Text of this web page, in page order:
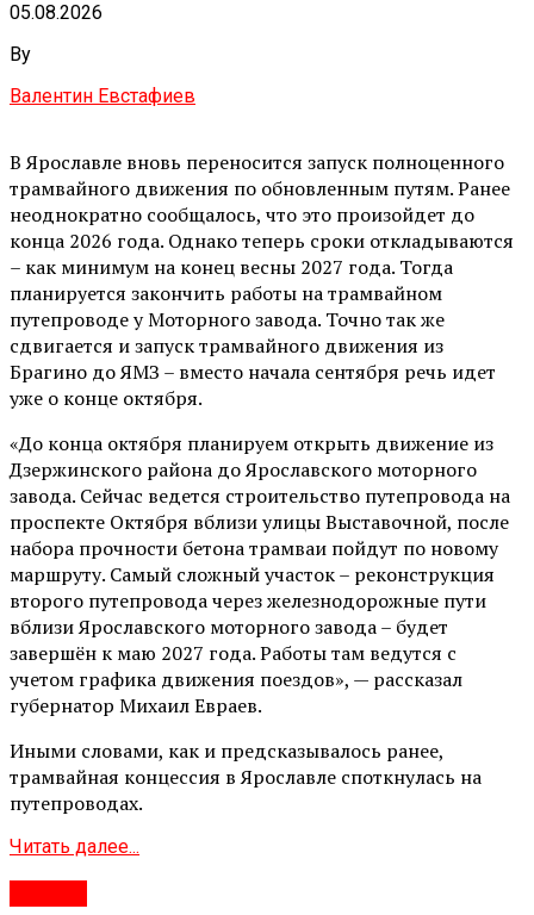
05.08.2026
By
Валентин Евстафиев
В Ярославле вновь переносится запуск полноценного
трамвайного движения по обновленным путям. Ранее
неоднократно сообщалось, что это произойдет до
конца 2026 года. Однако теперь сроки откладываются
– как минимум на конец весны 2027 года. Тогда
планируется закончить работы на трамвайном
путепроводе у Моторного завода. Точно так же
сдвигается и запуск трамвайного движения из
Брагино до ЯМЗ – вместо начала сентября речь идет
уже о конце октября.
«До конца октября планируем открыть движение из
Дзержинского района до Ярославского моторного
завода. Сейчас ведется строительство путепровода на
проспекте Октября вблизи улицы Выставочной, после
набора прочности бетона трамваи пойдут по новому
маршруту. Самый сложный участок – реконструкция
второго путепровода через железнодорожные пути
вблизи Ярославского моторного завода – будет
завершён к маю 2027 года. Работы там ведутся с
учетом графика движения поездов», — рассказал
губернатор Михаил Евраев.
Иными словами, как и предсказывалось ранее,
трамвайная концессия в Ярославле споткнулась на
путепроводах.
Читать далее...